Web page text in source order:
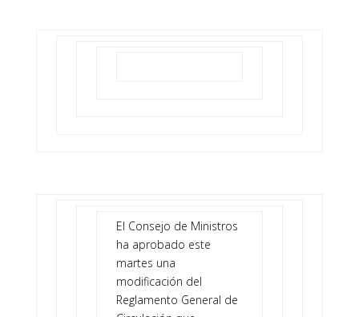
El Consejo de Ministros
ha aprobado este
martes una
modificación del
Reglamento General de